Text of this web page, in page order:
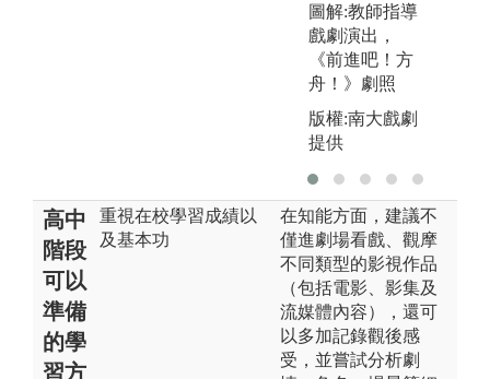
圖解:教師指導
戲劇演出，
《前進吧！方
舟！》劇照
版權:南大戲劇
提供
高中
階段
可以
準備
的學
習方
重視在校學習成績以
及基本功
在知能方面，建議不
僅進劇場看戲、觀摩
不同類型的影視作品
（包括電影、影集及
流媒體內容），還可
以多加記錄觀後感
受，並嘗試分析劇